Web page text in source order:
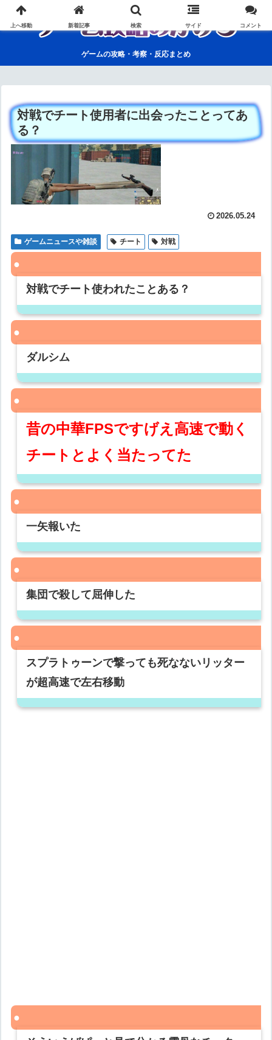
ゲームの攻略・考察・反応まとめ
対戦でチート使用者に出会ったことってあ
る？
2026.05.24
ゲームニュースや雑談 チート 対戦
対戦でチート使われたことある？
ダルシム
昔の中華FPSですげえ高速で動く
チートとよく当たってた
一矢報いた
集団で殺して屈伸した
スプラトゥーンで撃っても死なないリッター
が超高速で左右移動
上へ移動 新着記事 検索 サイド コメント